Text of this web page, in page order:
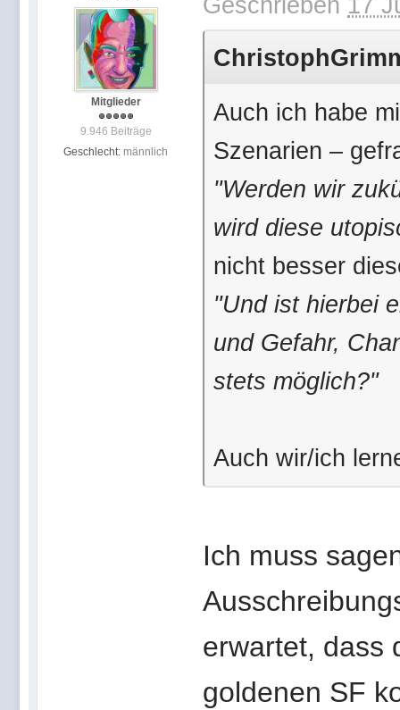
Mitglieder
9.946 Beiträge
Geschlecht: männlich
Auch ich habe
Szenarien –
"Werden wir
wird diese
nicht besser
"Und ist hierbei
und Gefahr,
stets möglich?"
Auch wir/ich
Ich muss
erwartet, dass
goldenen SF